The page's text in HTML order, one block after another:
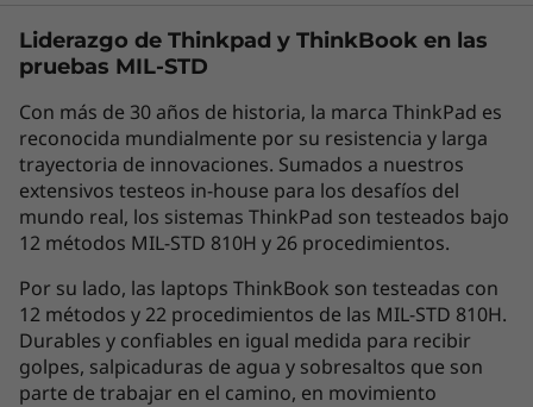
Los accesorios exhibidos no están incluidos
Las características de cada producto pueden
variar según el país de adquisición del mismo,
por lo que la siguiente descripción no debe ser
interpretada como un compromiso
contractual. Te invitamos a revisar las
características específicas para cada producto
antes de realizar la compra online en la sección
'Ver Modelos' de esta misma página, o con un
asesor de ventas si es en una tienda física.
Liderazgo de Thinkpad y ThinkBook en las
pruebas MIL-STD
Con más de 30 años de historia, la marca ThinkPad es
reconocida mundialmente por su resistencia y larga
trayectoria de innovaciones. Sumados a nuestros
extensivos testeos in-house para los desafíos del
mundo real, los sistemas ThinkPad son testeados bajo
12 métodos MIL-STD 810H y 26 procedimientos.
Por su lado, las laptops ThinkBook son testeadas con
12 métodos y 22 procedimientos de las MIL-STD 810H.
Durables y confiables en igual medida para recibir
golpes, salpicaduras de agua y sobresaltos que son
parte de trabajar en el camino, en movimiento